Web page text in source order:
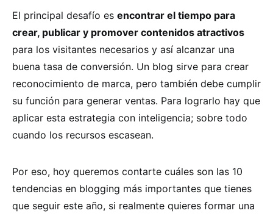
El principal desafío es encontrar el tiempo para
crear, publicar y promover contenidos atractivos
para los visitantes necesarios y así alcanzar una
buena tasa de conversión. Un blog sirve para crear
reconocimiento de marca, pero también debe cumplir
su función para generar ventas. Para lograrlo hay que
aplicar esta estrategia con inteligencia; sobre todo
cuando los recursos escasean.
Por eso, hoy queremos contarte cuáles son las 10
tendencias en blogging más importantes que tienes
que seguir este año, si realmente quieres formar una